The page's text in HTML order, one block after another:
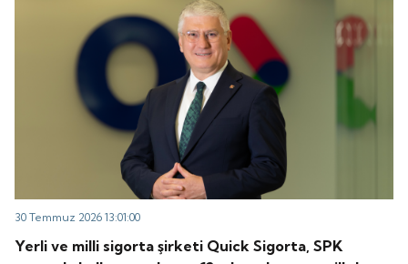
30 Temmuz 2026 13:01:00
Yerli ve milli sigorta şirketi Quick Sigorta, SPK